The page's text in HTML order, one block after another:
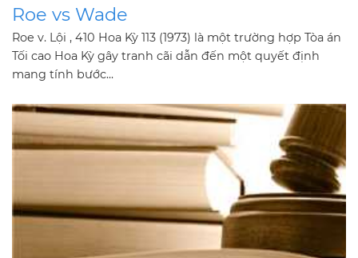
Roe vs Wade
Roe v. Lội , 410 Hoa Kỳ 113 (1973) là một trường hợp Tòa án
Tối cao Hoa Kỳ gây tranh cãi dẫn đến một quyết định
mang tính bước...